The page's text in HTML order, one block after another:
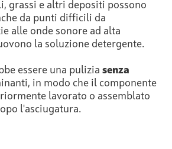
grassi e altri depositi possono
da punti difficili da
alle onde sonore ad alta
la soluzione detergente.
essere una puliziasenza
in modo che il componente
lavorato o assemblato
l'asciugatura.